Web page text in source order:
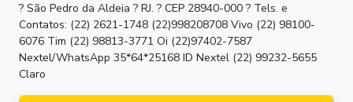
? São Pedro da Aldeia ? RJ. ? CEP 28940-000 ? Tels. e
Contatos: (22) 2621-1748 (22)998208708 Vivo (22) 98100-
6076 Tim (22) 98813-3771 Oi (22)97402-7587
Nextel/WhatsApp 35*64*25168 ID Nextel (22) 99232-5655
Claro